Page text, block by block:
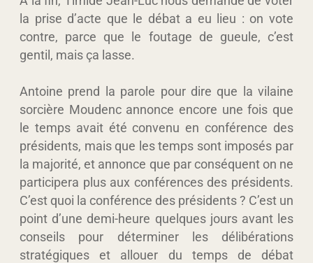
la prise d’acte que le débat a eu lieu : on vote
contre, parce que le foutage de gueule, c’est
gentil, mais ça lasse.
Antoine prend la parole pour dire que la vilaine
sorcière Moudenc annonce encore une fois que
le temps avait été convenu en conférence des
présidents, mais que les temps sont imposés par
la majorité, et annonce que par conséquent on ne
participera plus aux conférences des présidents.
C’est quoi la conférence des présidents ? C’est un
point d’une demi-heure quelques jours avant les
conseils pour déterminer les délibérations
stratégiques et allouer du temps de débat